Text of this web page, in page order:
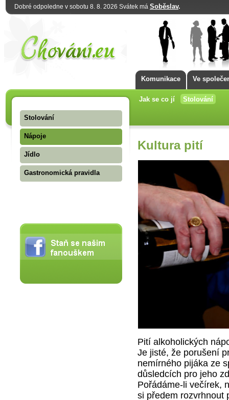
Dobré odpoledne v sobotu 8. 8. 2026 Svátek má Soběslav.
Komunikace Ve
Jak se co jí Stolování
Stolování
Nápoje
Jídlo
Gastronomická pravidla
Kultura pití
Pití alkoholických
Je jisté, že porušení
nemírného pijáka ze
důsledcích pro jeho
Pořádáme-li večírek,
si předem rozvrhnout